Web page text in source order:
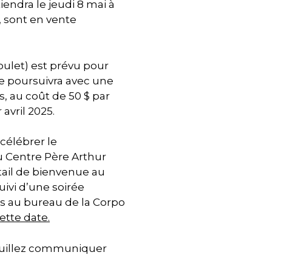
le jeudi 8 mai à
sont en vente
est prévu pour
poursuivra avec une
au coût de 50 $ par
2025.
le
Centre Père Arthur
de bienvenue au
d’une soirée
au bureau de la Corpo
date.
communiquer